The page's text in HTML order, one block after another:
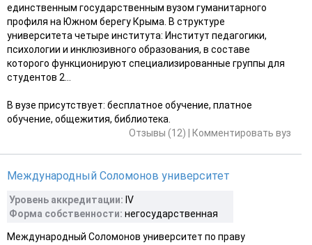
единственным государственным вузом гуманитарного
профиля на Южном берегу Крыма. В структуре
университета четыре института: Институт педагогики,
психологии и инклюзивного образования, в составе
которого функционируют специализированные группы для
студентов 2...
В вузе присутствует: бесплатное обучение, платное
обучение, общежития, библиотека.
Отзывы (12)
Комментировать вуз
Международный Соломонов университет
Уровень аккредитации: ІV
Форма собственности: негосударственная
Международный Соломонов университет по праву